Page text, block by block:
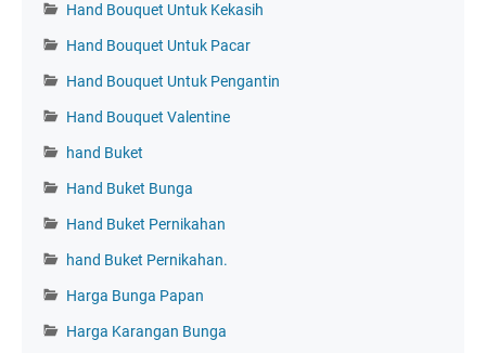
Hand Bouquet Untuk Kekasih
Hand Bouquet Untuk Pacar
Hand Bouquet Untuk Pengantin
Hand Bouquet Valentine
hand Buket
Hand Buket Bunga
Hand Buket Pernikahan
hand Buket Pernikahan.
Harga Bunga Papan
Harga Karangan Bunga